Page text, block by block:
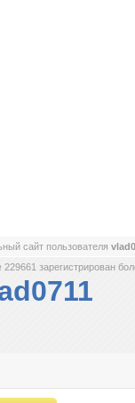
сайт пользователя
зарегистрирован